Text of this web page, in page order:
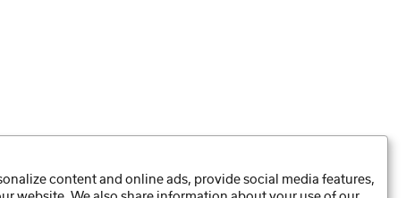
content and online ads, provide social media features,